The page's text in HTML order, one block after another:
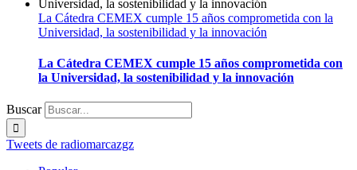
La Cátedra CEMEX cumple 15 años comprometida con la
Universidad, la sostenibilidad y la innovación
La Cátedra CEMEX cumple 15 años comprometida con
la Universidad, la sostenibilidad y la innovación
Buscar
Tweets de radiomarcazgz